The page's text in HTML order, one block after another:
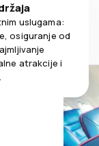
uslugama:
osiguranje od
atrakcije i